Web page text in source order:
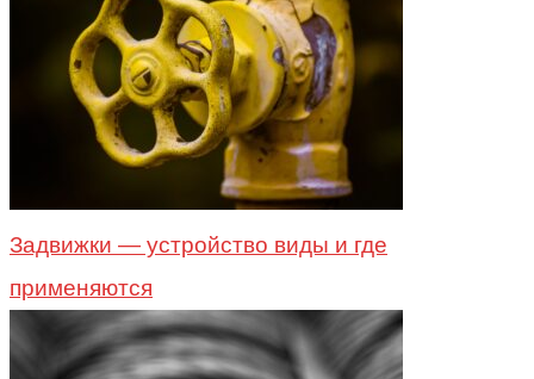
Задвижки — устройство виды и где
применяются